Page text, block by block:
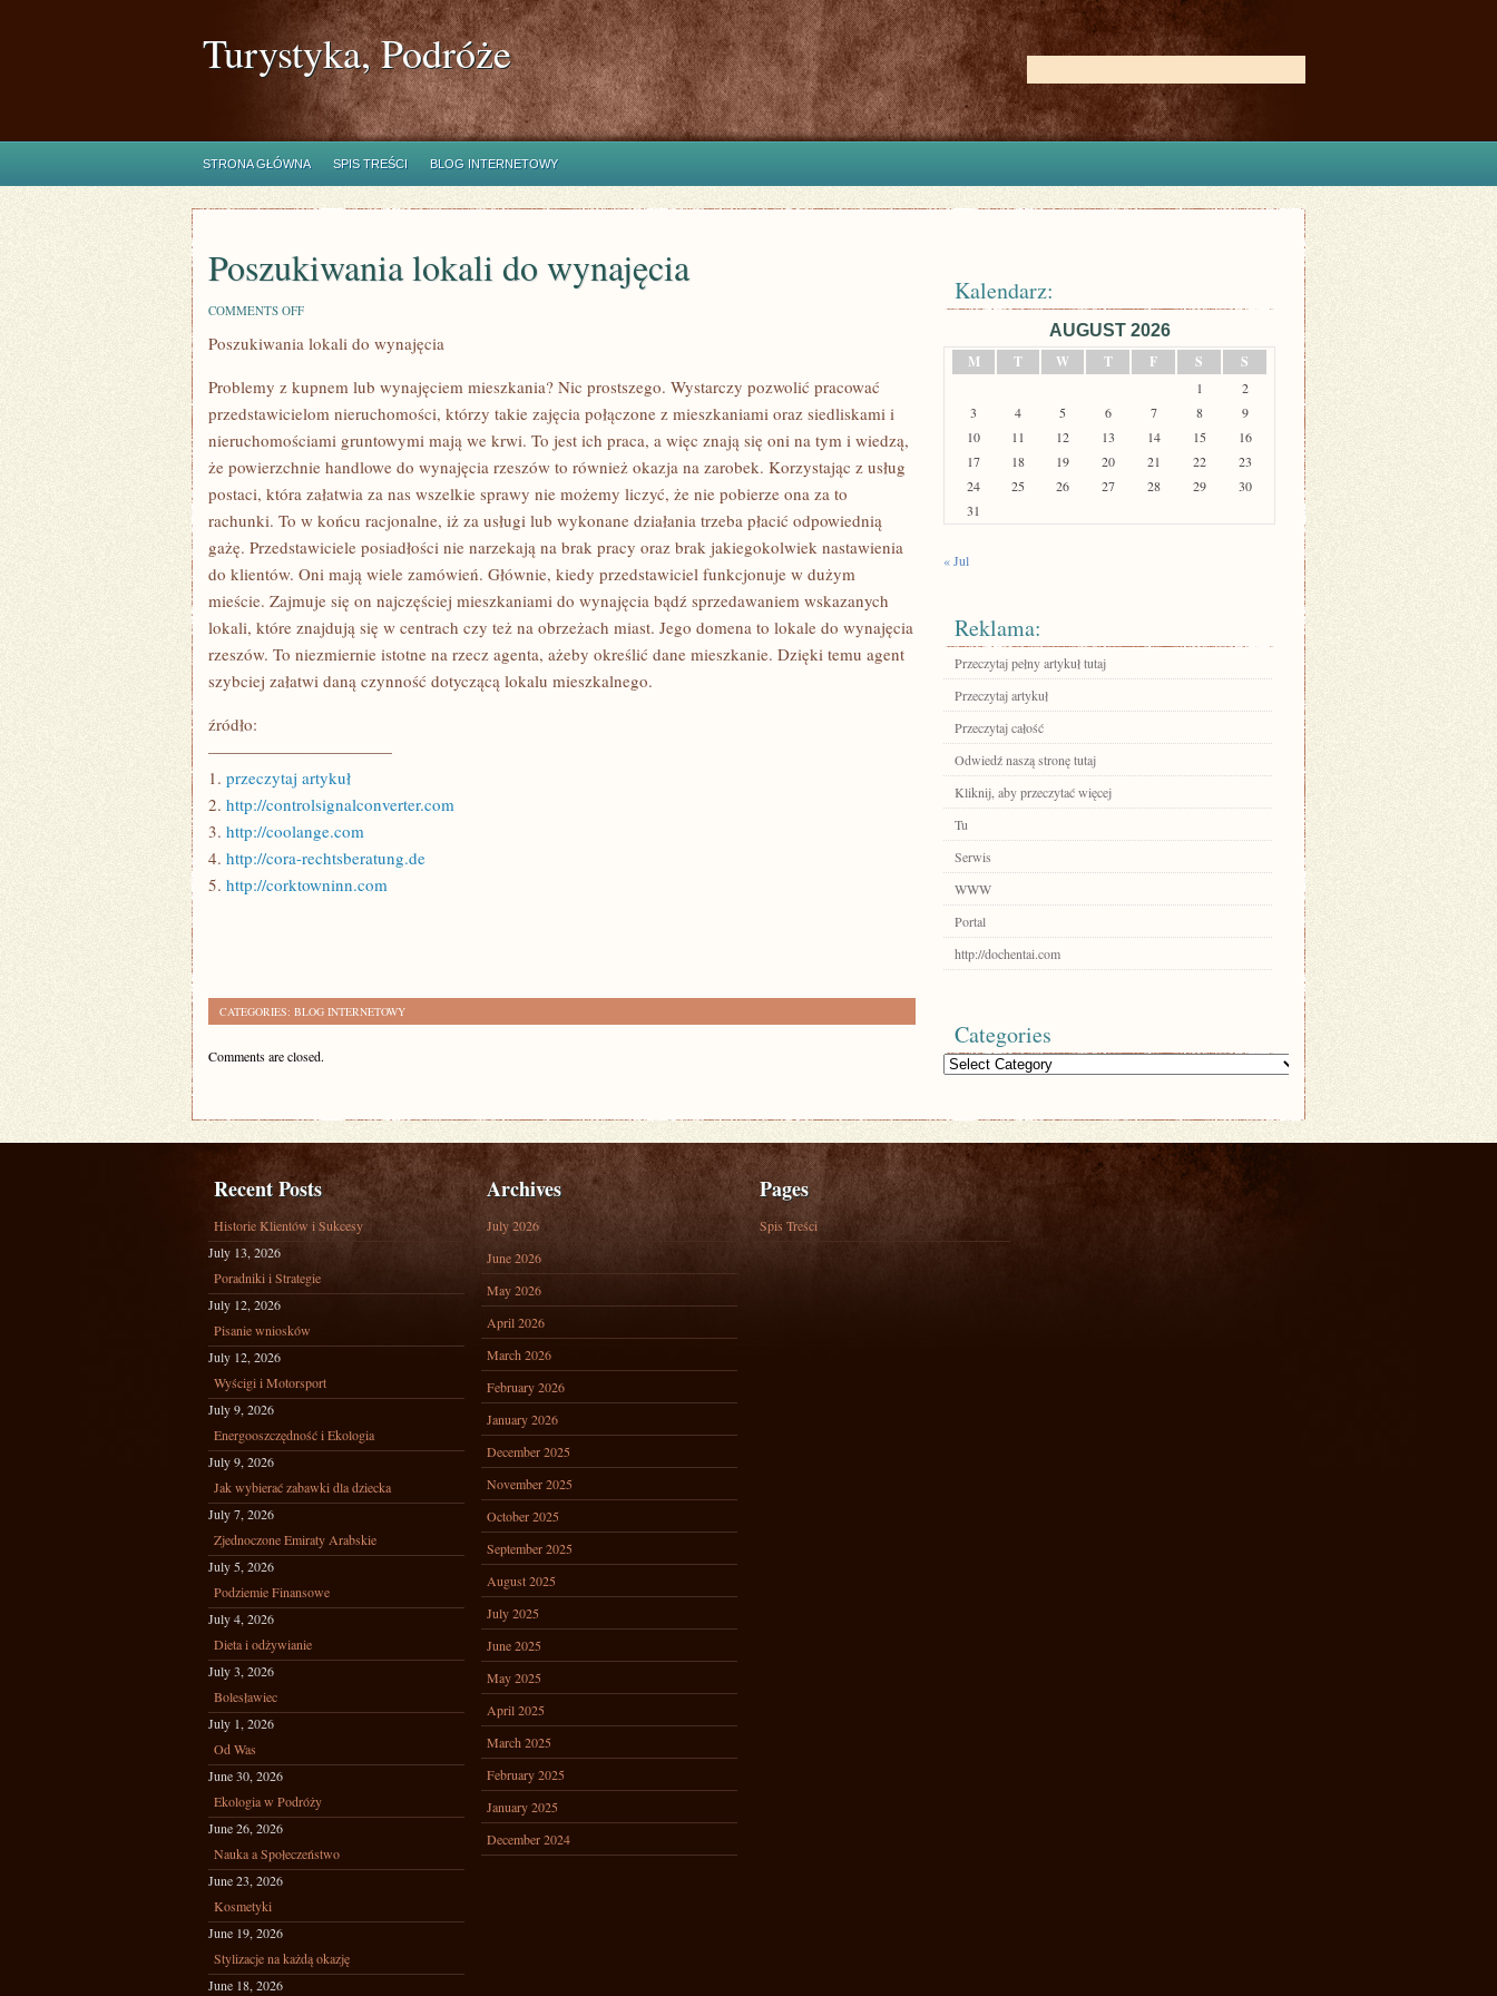
Turystyka, Podróże
STRONA GŁÓWNA SPIS TREŚCI BLOG INTERNETOWY
Poszukiwania lokali do wynajęcia
COMMENTS OFFON
LOKALI
Poszukiwania lokali do wynajęcia
Problemy z kupnem lub wynajęciem mieszkania? Nic prostszego. Wystarczy pozwolić pracować
przedstawicielom nieruchomości, którzy takie zajęcia połączone z mieszkaniami oraz siedliskami i
nieruchomościami gruntowymi mają we krwi. To jest ich praca, a więc znają się oni na tym i wiedzą,
że powierzchnie handlowe do wynajęcia rzeszów to również okazja na zarobek. Korzystając z usług
postaci, która załatwia za nas wszelkie sprawy nie możemy liczyć, że nie pobierze ona za to
rachunki. To w końcu racjonalne, iż za usługi lub wykonane działania trzeba płacić odpowiednią
gażę. Przedstawiciele posiadłości nie narzekają na brak pracy oraz brak jakiegokolwiek nastawienia
do klientów. Oni mają wiele zamówień. Głównie, kiedy przedstawiciel funkcjonuje w dużym
mieście. Zajmuje się on najczęściej mieszkaniami do wynajęcia bądź sprzedawaniem wskazanych
lokali, które znajdują się w centrach czy też na obrzeżach miast. Jego domena to lokale do wynajęcia
rzeszów. To niezmiernie istotne na rzecz agenta, ażeby określić dane mieszkanie. Dzięki temu agent
szybciej załatwi daną czynność dotyczącą lokalu mieszkalnego.
źródło:
———————————
1. przeczytaj artykuł
2. http://controlsignalconverter.com
3. http://coolange.com
4. http://cora-rechtsberatung.de
5. http://corktowninn.com
CATEGORIES: BLOG INTERNETOWY
Comments are closed.
Kalendarz:
AUGUST 2026
M
T W T F S S
1
2
3
4 5 6 7 8
9
10
11 12 13 14 15
16
17
18 19 20 21 22
23
24
25 26 27 28 29
30
31
« Jul
Reklama:
Przeczytaj pełny artykuł tutaj
Przeczytaj artykuł
Przeczytaj całość
Odwiedź naszą stronę tutaj
Kliknij, aby przeczytać więcej
Tu
Serwis
WWW
Portal
http://dochentai.com
Categories
Categories
Recent Posts
Historie Klientów i Sukcesy
July 13, 2026
Poradniki i Strategie
July 12, 2026
Pisanie wniosków
July 12, 2026
Wyścigi i Motorsport
July 9, 2026
Energooszczędność i Ekologia
July 9, 2026
Jak wybierać zabawki dla dziecka
July 7, 2026
Zjednoczone Emiraty Arabskie
July 5, 2026
Podziemie Finansowe
July 4, 2026
Dieta i odżywianie
July 3, 2026
Bolesławiec
July 1, 2026
Od Was
June 30, 2026
Ekologia w Podróży
June 26, 2026
Nauka a Społeczeństwo
June 23, 2026
Kosmetyki
June 19, 2026
Stylizacje na każdą okazję
June 18, 2026
Archives
July 2026
June 2026
May 2026
April 2026
March 2026
February 2026
January 2026
December 2025
November 2025
October 2025
September 2025
August 2025
July 2025
June 2025
May 2025
April 2025
March 2025
February 2025
January 2025
December 2024
Pages
Spis Treści